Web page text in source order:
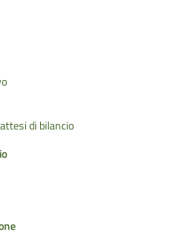
di bilancio